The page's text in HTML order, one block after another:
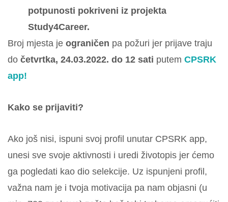
potpunosti pokriveni iz projekta
Study4Career.
Broj mjesta je ograničen pa požuri jer prijave traju
do četvrtka, 24.03.2022. do 12 sati putem CPSRK
app!
Kako se prijaviti?
Ako još nisi, ispuni svoj profil unutar CPSRK app,
unesi sve svoje aktivnosti i uredi životopis jer ćemo
ga pogledati kao dio selekcije. Uz ispunjeni profil,
važna nam je i tvoja motivacija pa nam objasni (u